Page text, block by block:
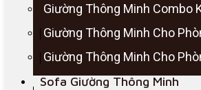
Giường Thông Minh Combo
Giường Thông Minh Cho
Giường Thông Minh Cho
Sofa Giường Thông Minh